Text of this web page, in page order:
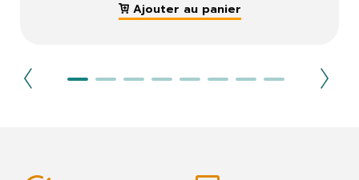
Ajouter au panier